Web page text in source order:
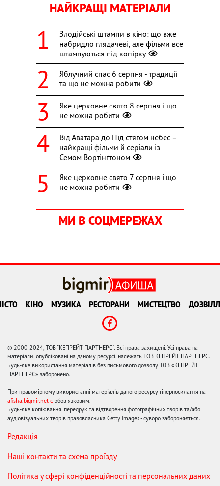
НАЙКРАЩІ МАТЕРІАЛИ
Злодійські штампи в кіно: що вже
набридло глядачеві, але фільми все
штампуються під копірку
Яблучний спас 6 серпня - традиції
та що не можна робити
Яке церковне свято 8 серпня і що
не можна робити
Від Аватара до Під стягом небес –
найкращі фільми й серіали із
Семом Вортінґтоном
Яке церковне свято 7 серпня і що
не можна робити
МИ В СОЦМЕРЕЖАХ
КІНО МУЗИКА РЕСТОРАНИ МИСТЕЦТВО
© 2000-2024, ТОВ "КЕПРЕЙТ ПАРТНЕРС". Всі права захищені. Усі права на
матеріали, опубліковані на даному ресурсі, належать ТОВ КЕПРЕЙТ ПАРТНЕРС.
Будь-яке використання матеріалів без письмового дозволу ТОВ «КЕПРЕЙТ
ПАРТНЕРС» заборонено.
При правомірному використанні матеріалів даного ресурсу гіперпосилання на
afisha.bigmir.net є обов'язковим.
Будь-яке копіювання, передрук та відтворення фотографічних творів та/або
аудіовізуальних творів правовласника Getty Images - суворо забороняється.
Редакція
Наші контакти та схема проїзду
Політика у сфері конфіденційності та персональних даних